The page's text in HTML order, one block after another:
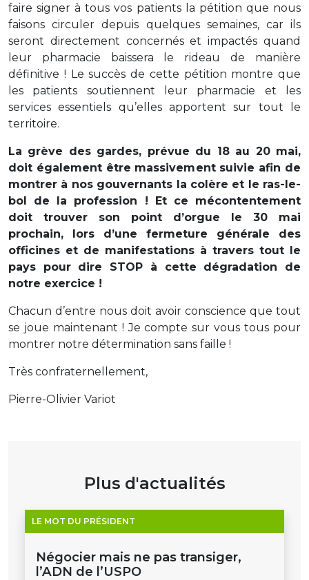
faire signer à tous vos patients la pétition que nous
faisons circuler depuis quelques semaines, car ils
seront directement concernés et impactés quand
leur pharmacie baissera le rideau de manière
définitive ! Le succès de cette pétition montre que
les patients soutiennent leur pharmacie et les
services essentiels qu’elles apportent sur tout le
territoire.
La grève des gardes, prévue du 18 au 20 mai,
doit également être massivement suivie afin de
montrer à nos gouvernants la colère et le ras-le-
bol de la profession ! Et ce mécontentement
doit trouver son point d’orgue le 30 mai
prochain, lors d’une fermeture générale des
officines et de manifestations à travers tout le
pays pour dire STOP à cette dégradation de
notre exercice !
Chacun d’entre nous doit avoir conscience que tout
se joue maintenant ! Je compte sur vous tous pour
montrer notre détermination sans faille !
Très confraternellement,
Pierre-Olivier Variot
Plus d'actualités
LE MOT DU PRÉSIDENT
Négocier mais ne pas transiger,
l’ADN de l’USPO